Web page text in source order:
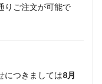
りご注文が可能で
につきましては8月